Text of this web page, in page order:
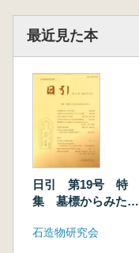
最近見た本
日引 第19号 特
集 墓標からみた近
石造物研究会